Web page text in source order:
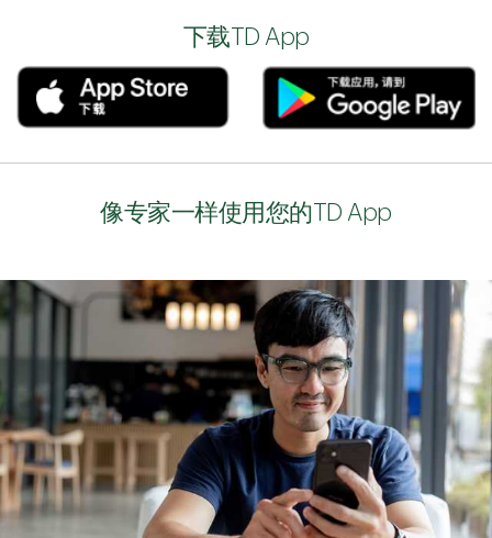
下载TD App
像专家一样使用您的TD App